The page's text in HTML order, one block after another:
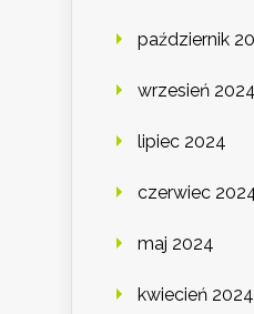
październik
wrzesień 2024
lipiec 2024
czerwiec
maj 2024
kwiecień 2024